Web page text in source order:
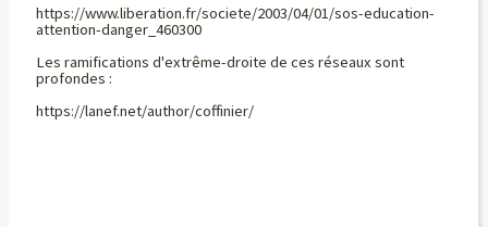
https://www.liberation.fr/societe/2003/04/01/sos-education-
attention-danger_460300
Les ramifications d'extrême-droite de ces réseaux sont
profondes :
https://lanef.net/author/coffinier/